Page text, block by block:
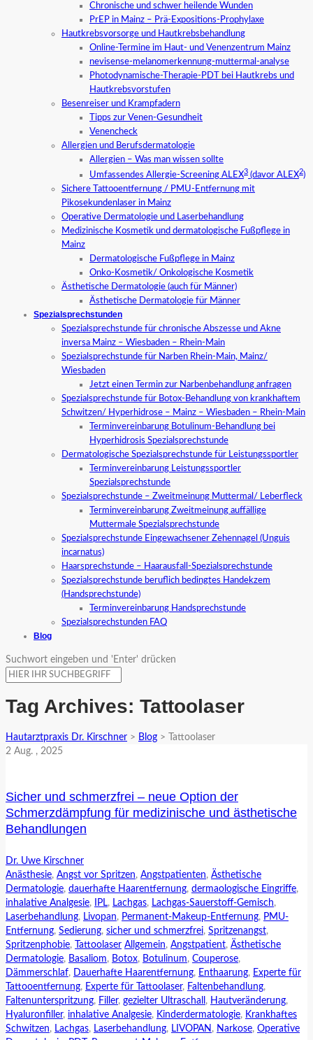
Chronische und schwer heilende Wunden
PrEP in Mainz – Prä-Expositions-Prophylaxe
Hautkrebsvorsorge und Hautkrebsbehandlung
Online-Termine im Haut- und Venenzentrum Mainz
nevisense-melanomerkennung-muttermal-analyse
Photodynamische-Therapie-PDT bei Hautkrebs und
Hautkrebsvorstufen
Besenreiser und Krampfadern
Tipps zur Venen-Gesundheit
Venencheck
Allergien und Berufsdermatologie
Allergien – Was man wissen sollte
Umfassendes Allergie-Screening ALEX3 (davor ALEX2)
Sichere Tattooentfernung / PMU-Entfernung mit
Pikosekundenlaser in Mainz
Operative Dermatologie und Laserbehandlung
Medizinische Kosmetik und dermatologische Fußpflege in
Mainz
Dermatologische Fußpflege in Mainz
Onko-Kosmetik/ Onkologische Kosmetik
Ästhetische Dermatologie (auch für Männer)
Ästhetische Dermatologie für Männer
Spezialsprechstunden
Spezialsprechstunde für chronische Abszesse und Akne
inversa Mainz – Wiesbaden – Rhein-Main
Spezialsprechstunde für Narben Rhein-Main, Mainz/
Wiesbaden
Jetzt einen Termin zur Narbenbehandlung anfragen
Spezialsprechstunde für Botox-Behandlung von krankhaftem
Schwitzen/ Hyperhidrose – Mainz – Wiesbaden – Rhein-Main
Terminvereinbarung Botulinum-Behandlung bei
Hyperhidrosis Spezialsprechstunde
Dermatologische Spezialsprechstunde für Leistungssportler
Terminvereinbarung Leistungssportler
Spezialsprechstunde
Spezialsprechstunde – Zweitmeinung Muttermal/ Leberfleck
Terminvereinbarung Zweitmeinung auffällige
Muttermale Spezialsprechstunde
Spezialsprechstunde Eingewachsener Zehennagel (Unguis
incarnatus)
Haarsprechstunde – Haarausfall-Spezialsprechstunde
Spezialsprechstunde beruflich bedingtes Handekzem
(Handsprechstunde)
Terminvereinbarung Handsprechstunde
Spezialsprechstunden FAQ
Blog
Suchwort eingeben und 'Enter' drücken
Tag Archives: Tattoolaser
Hautarztpraxis Dr. Kirschner > Blog >
Tattoolaser
2 Aug. , 2025
Sicher und schmerzfrei – neue Option der
Schmerzdämpfung für medizinische und ästhetische
Behandlungen
Dr. Uwe Kirschner
Anästhesie, Angst vor Spritzen, Angstpatienten, Ästhetische
Dermatologie, dauerhafte Haarentfernung, dermaologische Eingriffe,
inhalative Analgesie, IPL, Lachgas, Lachgas-Sauerstoff-Gemisch,
Laserbehandlung, Livopan, Permanent-Makeup-Entfernung, PMU-
Entfernung, Sedierung, sicher und schmerzfrei, Spritzenangst,
Spritzenphobie, Tattoolaser Allgemein, Angstpatient, Ästhetische
Dermatologie, Basaliom, Botox, Botulinum, Couperose,
Dämmerschlaf, Dauerhafte Haarentfernung, Enthaarung, Experte für
Tattooentfernung, Experte für Tattoolaser, Faltenbehandlung,
Faltenunterspritzung, Filler, gezielter Ultraschall , Hautveränderung,
Hyaluronfiller, inhalative Analgesie, Kinderdermatologie, Krankhaftes
Schwitzen, Lachgas, Laserbehandlung, LIVOPAN , Narkose, Operative